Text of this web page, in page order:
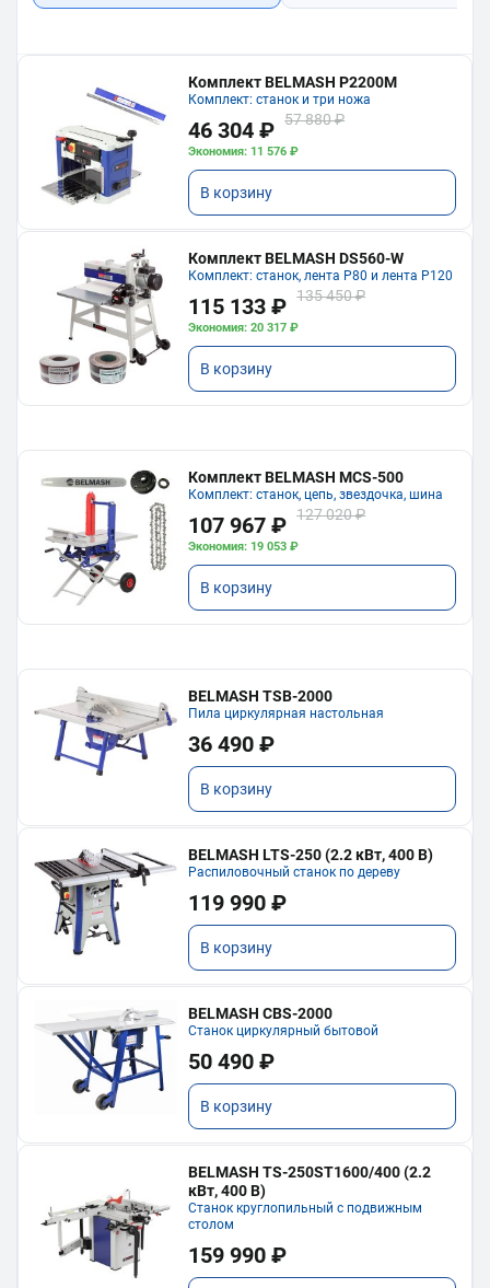
Комплект BELMASH P2200M
Комплект: станок и три ножа
46 304 ₽ 57 880 ₽
Экономия: 11 576 ₽
В корзину
Комплект BELMASH DS560-W
Комплект: станок, лента P80 и лента P120
115 133 ₽ 135 450 ₽
Экономия: 20 317 ₽
В корзину
Комплект BELMASH MCS-500
Комплект: станок, цепь, звездочка, шина
107 967 ₽ 127 020 ₽
Экономия: 19 053 ₽
В корзину
BELMASH TSB-2000
Пила циркулярная настольная
36 490 ₽
В корзину
BELMASH LTS-250 (2.2 кВт, 400 В)
Распиловочный станок по дереву
119 990 ₽
В корзину
BELMASH CBS-2000
Станок циркулярный бытовой
50 490 ₽
В корзину
BELMASH TS-250ST1600/400 (2.2
кВт, 400 В)
Станок круглопильный с подвижным
столом
159 990 ₽